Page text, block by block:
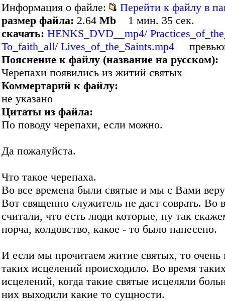
Информация о файле:
Перейти к файлу в
размер файла: 2.64 Mb 1 мин. 35 сек.
скачать: HENKS_DVD__mp4/
To_faith_all/ Lives_of_the_Saints.mp4
Пояснение к файлу (название на русском):
Черепахи появились из житий святых
Коммертарий к файлу:
не указано
Цитаты из файла:
По поводу черепахи, если можно.
Да пожалуйста.
Что такое черепаха.
Во все времена были святые и мы с Вами
Вот священно служитель не даст соврать. Во
считали, что есть люди которые, ну так
порча, колдовство, какое - то было нанесено.
И если мы прочитаем житие святых, то очень
таких исцелений происходило. Во время
исцелений, когда такие святые исцеляли
них выходили какие то сущности.